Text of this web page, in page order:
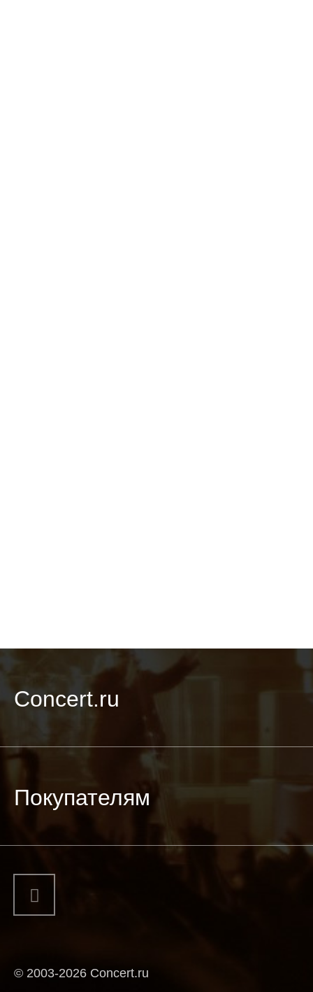
Concert.ru
Покупателям
© 2003-2026 Concert.ru